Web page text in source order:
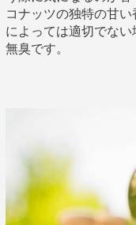
コナッツの独特の甘
によっては適切でな
無臭です。